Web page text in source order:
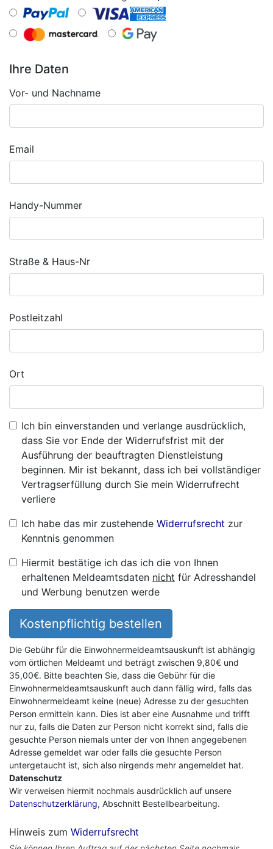
Ihre Daten
Vor- und Nachname
Email
Handy-Nummer
Straße & Haus-Nr
Postleitzahl
Ort
Ich bin einverstanden und verlange ausdrücklich,
dass Sie vor Ende der Widerrufsfrist mit der
Ausführung der beauftragten Dienstleistung
beginnen. Mir ist bekannt, dass ich bei vollständiger
Vertragserfüllung durch Sie mein Widerrufrecht
verliere
Ich habe das mir zustehende Widerrufsrecht zur
Kenntnis genommen
Hiermit bestätige ich das ich die von Ihnen
erhaltenen Meldeamtsdaten nicht für Adresshandel
und Werbung benutzen werde
Kostenpflichtig bestellen
Die Gebühr für die Einwohnermeldeamtsauskunft ist abhängig
vom örtlichen Meldeamt und beträgt zwischen 9,80€ und
35,00€. Bitte beachten Sie, dass die Gebühr für die
Einwohnermeldeamtsauskunft auch dann fällig wird, falls das
Einwohnermeldeamt keine (neue) Adresse zu der gesuchten
Person ermitteln kann. Dies ist aber eine Ausnahme und trifft
nur zu, falls die Daten zur Person nicht korrekt sind, falls die
gesuchte Person niemals unter der von Ihnen angegebenen
Adresse gemeldet war oder falls die gesuchte Person
untergetaucht ist, sich also nirgends mehr angemeldet hat.
Datenschutz
Wir verweisen hiermit nochmals ausdrücklich auf unsere
Datenschutzerklärung, Abschnitt Bestellbearbeitung.
Hinweis zum Widerrufsrecht